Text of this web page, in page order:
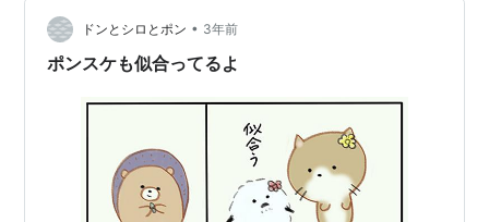
ドンとシロとポン • 3年前
ポンスケも似合ってるよ